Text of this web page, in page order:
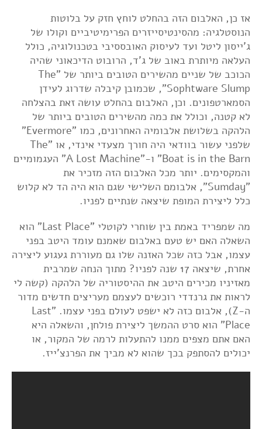
אז כן, האלבום הזה בהחלט לוחץ חזק על בלוטות
הנוסטלגיה: מהסינטיסייזרים הפרימיטיביים וקולו של
ג'ייסון ליטל ועד לעיסוק האובססיבי בטכנולוגיה, כולל
העלאה מיותרת באוב של ג'ד, הרובוט הדיכאוני שהיה
הכוכב של שניים מהשירים הטובים ביותר של "The
Sophtware Slump", שכמובן קיבלה שדרוג לעידן
הסמארטפונים. וכן, האלבום בהחלט עושה זאת בהצלחה
לא קטנה, וכולל את כמה מהשירים הטובים ביותר של
הלהקה בשלושת אלבומיה האחרונים, כמו "Evermore"
שלפני עשור בוודאי היה חורך מצעדי אינדי, או "The
Boat is in the Barn" ו-"A Lost Machine" העגמומיים
והמקסימים. יותר מכל האלבום הזה מזכיר את
"Sumday", אלבומם השלישי שגם הוא היה הד לא קלוש
כלל ליצירת המופת שיצאה שנתיים לפניו.
מה שמפריד באמת בין שוחרי לקוטלי "Last Place" הוא
השאלה האם יש טעם באלבום שאמנם עומד היטב בפני
עצמו, אבל כזה שכל האזנה שלו גם מעוררת געגוע ליצירה
אחרת, שיצאה 17 שנה לפניו? מתוך הנחה שמרבית
מאזיניו מכירים היטב את ההיסטוריה של הלהקה (קשה לי
לראות את גרנדדי רוכשים לעצמם מעריצים חדשים מדור
ה-Z), אלבום כזה לא ישפט לעולם בפני עצמו. "Last
Place" הוא סרט ההמשך ליצירת פולחן, והשאלה היא
האם אתם מצפים ממנו להתעלות לרמה של המקור, או
יכולים להסתפק בכך שהוא לא מביך את הפרנצ'ייז.